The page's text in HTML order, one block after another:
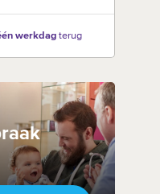
werkdagterug